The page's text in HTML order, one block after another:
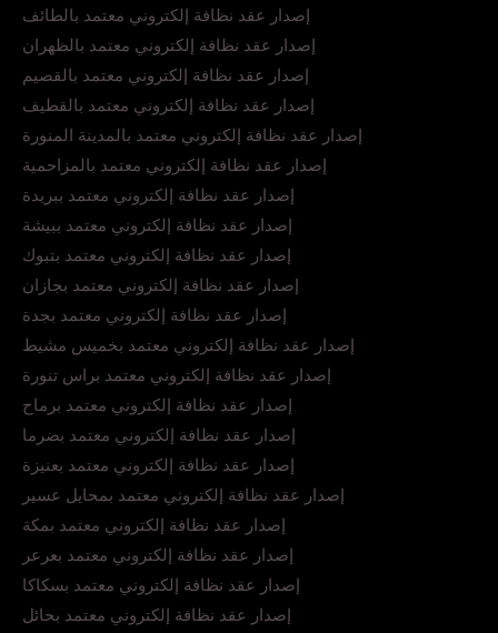
إصدار عقد نظافة إلكتروني معتمد بالطائف
إصدار عقد نظافة إلكتروني معتمد بالظهران
إصدار عقد نظافة إلكتروني معتمد بالقصيم
إصدار عقد نظافة إلكتروني معتمد بالقطيف
إصدار عقد نظافة إلكتروني معتمد بالمدينة المنورة
إصدار عقد نظافة إلكتروني معتمد بالمزاحمية
إصدار عقد نظافة إلكتروني معتمد ببريدة
إصدار عقد نظافة إلكتروني معتمد ببيشة
إصدار عقد نظافة إلكتروني معتمد بتبوك
إصدار عقد نظافة إلكتروني معتمد بجازان
إصدار عقد نظافة إلكتروني معتمد بجدة
إصدار عقد نظافة إلكتروني معتمد بخميس مشيط
إصدار عقد نظافة إلكتروني معتمد براس تنورة
إصدار عقد نظافة إلكتروني معتمد برماح
إصدار عقد نظافة إلكتروني معتمد بضرما
إصدار عقد نظافة إلكتروني معتمد بعنيزة
إصدار عقد نظافة إلكتروني معتمد بمحايل عسير
إصدار عقد نظافة إلكتروني معتمد بمكة
إصدار عقد نظافة إلكتروني معتمد بعرعر
إصدار عقد نظافة إلكتروني معتمد بسكاكا
إصدار عقد نظافة إلكتروني معتمد بحائل